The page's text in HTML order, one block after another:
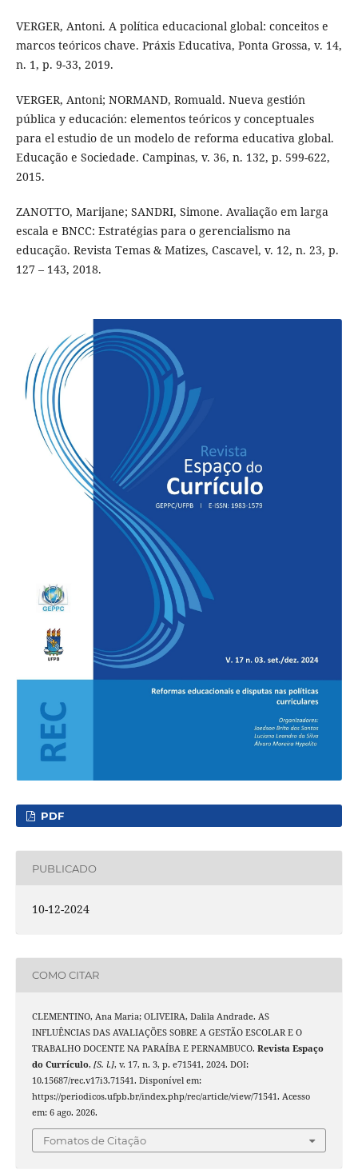
VERGER, Antoni. A política educacional global: conceitos e
marcos teóricos chave. Práxis Educativa, Ponta Grossa, v. 14,
n. 1, p. 9-33, 2019.
VERGER, Antoni; NORMAND, Romuald. Nueva gestión
pública y educación: elementos teóricos y conceptuales
para el estudio de un modelo de reforma educativa global.
Educação e Sociedade. Campinas, v. 36, n. 132, p. 599-622,
2015.
ZANOTTO, Marijane; SANDRI, Simone. Avaliação em larga
escala e BNCC: Estratégias para o gerencialismo na
educação. Revista Temas & Matizes, Cascavel, v. 12, n. 23, p.
127 – 143, 2018.
PDF
PUBLICADO
10-12-2024
COMO CITAR
CLEMENTINO, Ana Maria; OLIVEIRA, Dalila Andrade. AS
INFLUÊNCIAS DAS AVALIAÇÕES SOBRE A GESTÃO ESCOLAR E O
TRABALHO DOCENTE NA PARAÍBA E PERNAMBUCO. Revista Espaço
do Currículo, [S. l.], v. 17, n. 3, p. e71541, 2024. DOI:
10.15687/rec.v17i3.71541. Disponível em:
https://periodicos.ufpb.br/index.php/rec/article/view/71541. Acesso
em: 6 ago. 2026.
Fomatos de Citação